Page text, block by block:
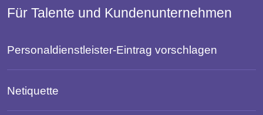
Für Talente und Kundenunternehmen
Personaldienstleister-Eintrag vorschlagen
Netiquette